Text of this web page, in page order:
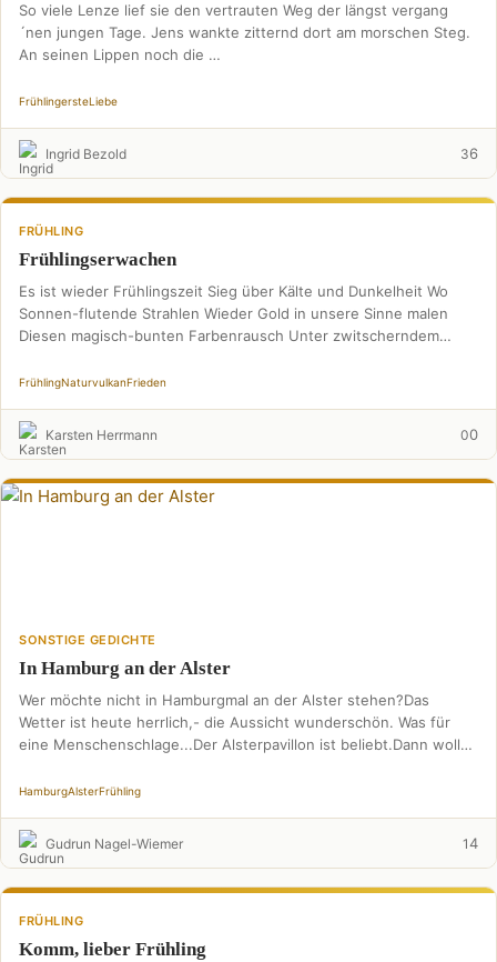
So viele Lenze lief sie den vertrauten Weg der längst vergang
´nen jungen Tage. Jens wankte zitternd dort am morschen Steg.
An seinen Lippen noch die …
FrühlingersteLiebe
Ingrid Bezold 36
FRÜHLING
Frühlingserwachen
Es ist wieder Frühlingszeit Sieg über Kälte und Dunkelheit Wo
Sonnen-flutende Strahlen Wieder Gold in unsere Sinne malen
Diesen magisch-bunten Farbenrausch Unter zwitscherndem
FrühlingNaturvulkanFrieden
Karsten Herrmann 00
SONSTIGE GEDICHTE
In Hamburg an der Alster
Wer möchte nicht in Hamburgmal an der Alster stehen?Das
Wetter ist heute herrlich,- die Aussicht wunderschön. Was für
eine Menschenschlage...Der Alsterpavillon ist beliebt.Dann wollen
HamburgAlsterFrühling
Gudrun Nagel-Wiemer 14
FRÜHLING
Komm, lieber Frühling